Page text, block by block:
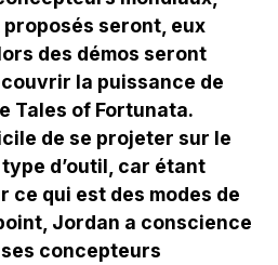
proposés seront, eux
des démos seront
la puissance de
Tales of Fortunata.
de se projeter sur le
d’outil, car étant
qui est des modes de
Jordan a conscience
concepteurs